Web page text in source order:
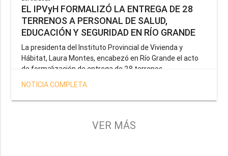
EL IPVyH FORMALIZÓ LA ENTREGA DE 28
TERRENOS A PERSONAL DE SALUD,
EDUCACIÓN Y SEGURIDAD EN RÍO GRANDE
La presidenta del Instituto Provincial de Vivienda y
Hábitat, Laura Montes, encabezó en Río Grande el acto
de formalización de entrega de 28 terrenos
correspondientes a la operatoria especial anunciada por
el Gobernador Gustavo Melella, la cual tiene como
objetivo brindar una solución habitacional a docentes,
Provincia y del Servicio Penitenciario.
NOTICIA COMPLETA
VER MÁS